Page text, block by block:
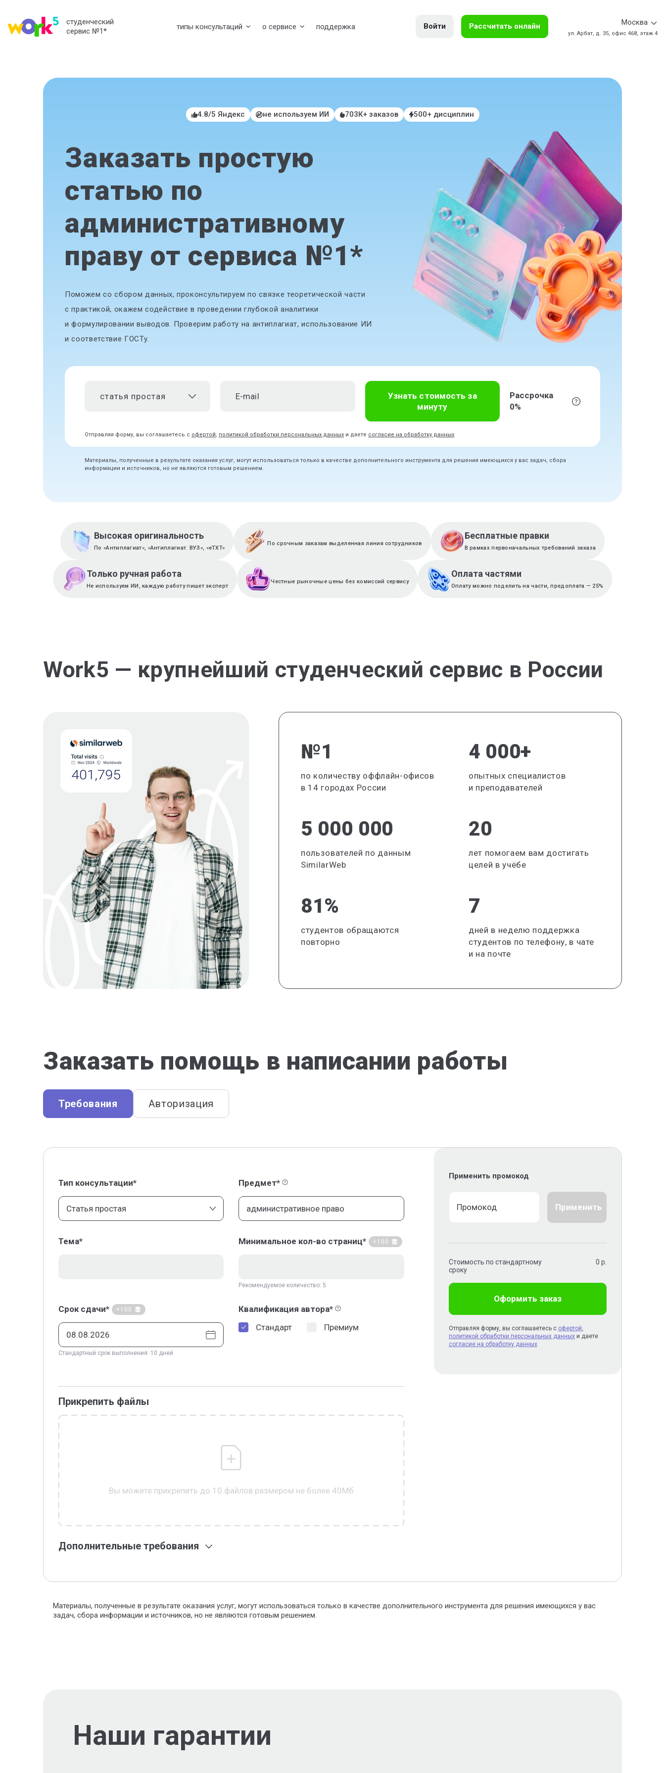
студенческий
сервис №1* типы консультаций о сервисе поддержка Войти Рассчитать онлайн Москва
ул. Арбат, д. 35, офис 468, этаж 4
4.8/5 Яндекс не используем ИИ 703К+ заказов 500+ дисциплин
Заказать простую
статью по
административному
праву от сервиса №1*
Поможем со сбором данных, проконсультируем по связке теоретической части
с практикой, окажем содействие в проведении глубокой аналитики
и формулировании выводов. Проверим работу на антиплагиат, использование ИИ
и соответствие ГОСТу.
статья простая
Узнать стоимость за
минуту
Рассрочка
0%
Отправляя форму, вы соглашаетесь с офертой, политикой обработки персональных данных и даете согласие на обработку данных
Материалы, полученные в результате оказания услуг, могут использоваться только в качестве дополнительного инструмента для решения имеющихся у вас задач, сбора
информации и источников, но не являются готовым решением.
Высокая оригинальность
По «Антиплагиат», «Антиплагиат. ВУЗ», «eTXT»
По срочным заказам выделенная линия сотрудников
Бесплатные правки
В рамках первоначальных требований заказа
Только ручная работа
Не используем ИИ, каждую работу пишет эксперт
Честные рыночные цены без комиссий сервису
Оплата частями
Оплату можно поделить на части, предоплата — 25%
Work5 — крупнейший студенческий сервис в России
№1
по количеству оффлайн-офисов
в 14 городах России
4 000+
опытных специалистов
и преподавателей
5 000 000
пользователей по данным
SimilarWeb
20
лет помогаем вам достигать
целей в учёбе
81%
студентов обращаются
повторно
7
дней в неделю поддержка
студентов по телефону, в чате
и на почте
Заказать помощь в написании работы
Требования Авторизация
Тип консультации*
Статья простая
Предмет*
Тема* Минимальное кол-во страниц* +100
Рекомендуемое количество: 5
Срок сдачи* +100
Стандартный срок выполнения: 10 дней
Квалификация автора*
Стандарт
Премиум
Прикрепить файлы
Вы можете прикрепить до 10 файлов размером не более 40Мб
Дополнительные требования
Применить промокод
Применить
Стоимость по стандартному
сроку
0 р.
Оформить заказ
Отправляя форму, вы соглашаетесь с офертой,
политикой обработки персональных данныхи даете
согласие на обработку данных
Материалы, полученные в результате оказания услуг, могут использоваться только в качестве дополнительного инструмента для решения имеющихся у вас
задач, сбора информации и источников, но не являются готовым решением.
Наши гарантии